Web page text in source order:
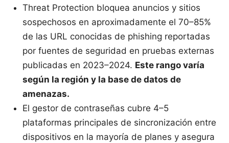
Threat Protection bloquea anuncios y sitios
sospechosos en aproximadamente el 70–85%
de las URL conocidas de phishing reportadas
por fuentes de seguridad en pruebas externas
publicadas en 2023–2024. Este rango varía
según la región y la base de datos de
amenazas.
El gestor de contraseñas cubre 4–5
plataformas principales de sincronización entre
dispositivos en la mayoría de planes y asegura